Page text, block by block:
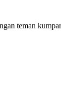
teman